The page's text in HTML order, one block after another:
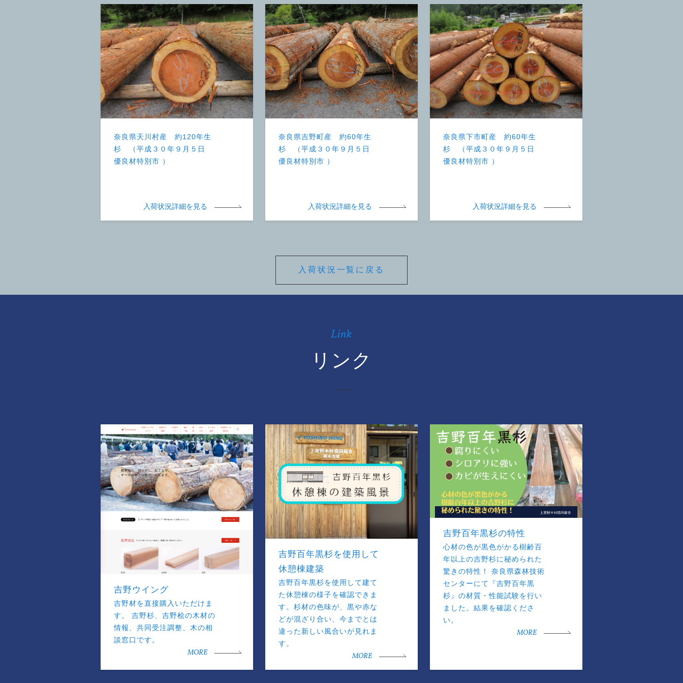
奈良県天川村産 約120年生
杉 （平成３０年９月５日
優良材特別市 ）
入荷状況詳細を見る
奈良県吉野町産 約60年生
杉 （平成３０年９月５日
優良材特別市 ）
入荷状況詳細を見る
奈良県下市町産 約60年生
杉 （平成３０年９月５日
優良材特別市 ）
入荷状況詳細を見る
入荷状況一覧に戻る
Link
リンク
吉野ウイング
吉野材を直接購入いただけま
す。 吉野杉、吉野桧の木材の
情報、共同受注調整、木の相
談窓口です。
MORE
吉野百年黒杉を使用して
休憩棟建築
吉野百年黒杉を使用して建て
た休憩棟の様子を確認できま
す。杉材の色味が、黒や赤な
どが混ざり合い、今までとは
違った新しい風合いが見れま
す。
MORE
吉野百年黒杉の特性
心材の色が黒色がかる樹齢百
年以上の吉野杉に秘められた
驚きの特性！ 奈良県森林技術
センターにて『吉野百年黒
杉』の材質・性能試験を行い
ました。結果を確認くださ
い。
MORE